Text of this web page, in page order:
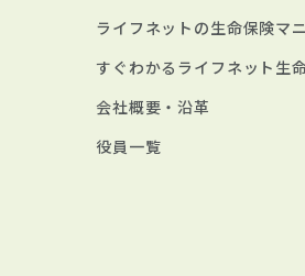
ライフネットの生命保険マ
すぐわかるライフネット生
会社概要・沿革
役員一覧